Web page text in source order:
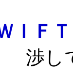
ＩＦ
渉し